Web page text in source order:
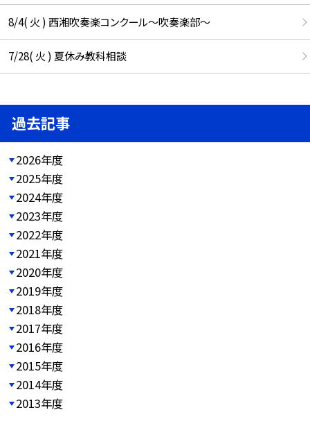
8/4( 火 ) 西湘吹奏楽コンクール～吹奏楽部～
7/28( 火 ) 夏休み教科相談
過去記事
2026年度
2025年度
2024年度
2023年度
2022年度
2021年度
2020年度
2019年度
2018年度
2017年度
2016年度
2015年度
2014年度
2013年度